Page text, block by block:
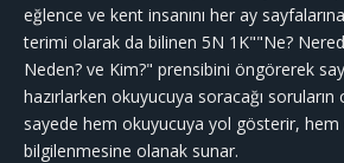
eğlence ve kent insanını her ay
terimi olarak da bilinen 5N 1K""Ne?
Neden? ve Kim?" prensibini öngörerek
hazırlarken okuyucuya soracağı soruların
sayede hem okuyucuya yol gösterir, hem
bilgilenmesine olanak sunar.